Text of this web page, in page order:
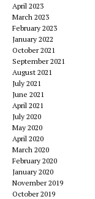
April 2023
March 2023
February 2023
January 2022
October 2021
September 2021
August 2021
July 2021
June 2021
April 2021
July 2020
May 2020
April 2020
March 2020
February 2020
January 2020
November 2019
October 2019